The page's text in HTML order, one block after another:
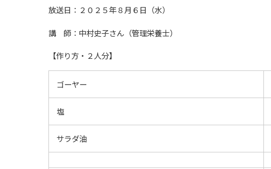
放送日：２０２５年８月６日（水）
講 師：中村史子さん（管理栄養士）
【作り方・２人分】
ゴーヤー
塩
サラダ油